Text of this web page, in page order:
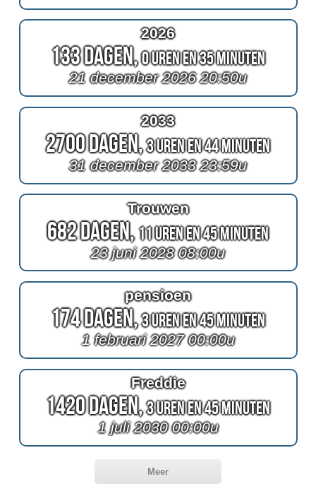
2026
133 Dagen,0 Uren en 35 Minuten
21 december 2026 20:50u
2033
2700 Dagen,3 Uren en 44 Minuten
31 december 2033 23:59u
Trouwen
682 Dagen,11 Uren en 45 Minuten
23 juni 2028 08:00u
pensioen
174 Dagen,3 Uren en 45 Minuten
1 februari 2027 00:00u
Freddie
1420 Dagen,3 Uren en 45 Minuten
1 juli 2030 00:00u
Meer